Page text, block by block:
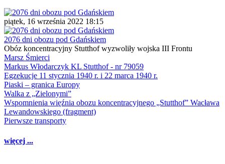
piątek, 16 września 2022 18:15
2076 dni obozu pod Gdańskiem
Obóz koncentracyjny Stutthof wyzwoliły wojska III Frontu
Marsz Śmierci
Markus Włodarczyk KL Stutthof - nr 79059
Egzekucje 11 stycznia 1940 r. i 22 marca 1940 r.
Piaski – granica Europy
Walka z „Zielonymi”
Wspomnienia więźnia obozu koncentracyjnego „Stutthof” Wacława
Lewandowskiego (fragment)
Pierwsze transporty
więcej ...